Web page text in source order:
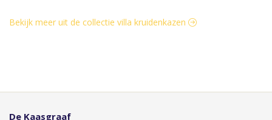
Bekijk meer uit de collectie villa kruidenkazen
De Kaasgraaf